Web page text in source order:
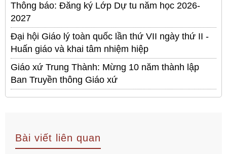
Thông báo: Đăng ký Lớp Dự tu năm học 2026-
2027
Đại hội Giáo lý toàn quốc lần thứ VII ngày thứ II -
Huấn giáo và khai tâm nhiệm hiệp
Giáo xứ Trung Thành: Mừng 10 năm thành lập
Ban Truyền thông Giáo xứ
Bài viết liên quan